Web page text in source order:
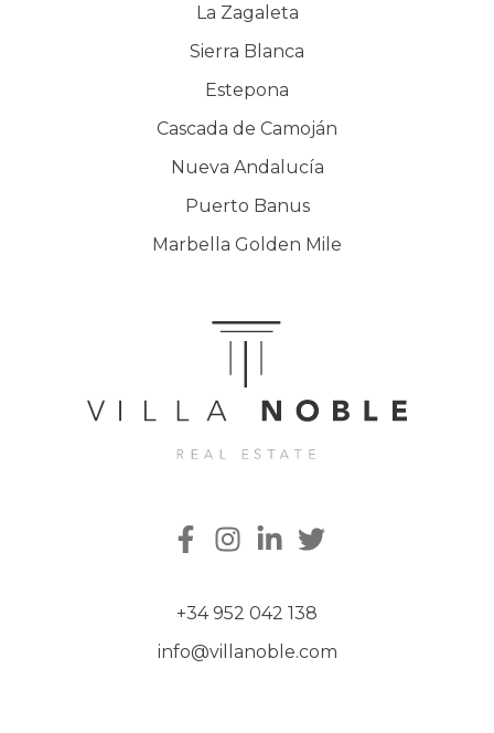
La Zagaleta
Sierra Blanca
Estepona
Cascada de Camoján
Nueva Andalucía
Puerto Banus
Marbella Golden Mile
+34 952 042 138
info@villanoble.com